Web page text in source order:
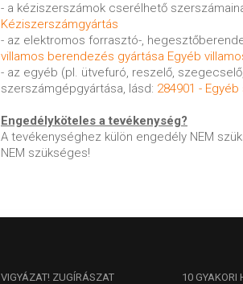
- a kéziszerszámok cserélhető
Kéziszerszámgyártás
- az elektromos forrasztó-,
villamos berendezés gyártása Egyéb
- az egyéb (pl. ütvefuró, reszelő,
szerszámgépgyártása, lásd: 284901 -
Engedélyköteles a tevékenység?
A tevékenységhez külön engedély NEM
NEM szükséges!
VIGYÁZAT! ZUGÍRÁSZAT 10 GYAKORI